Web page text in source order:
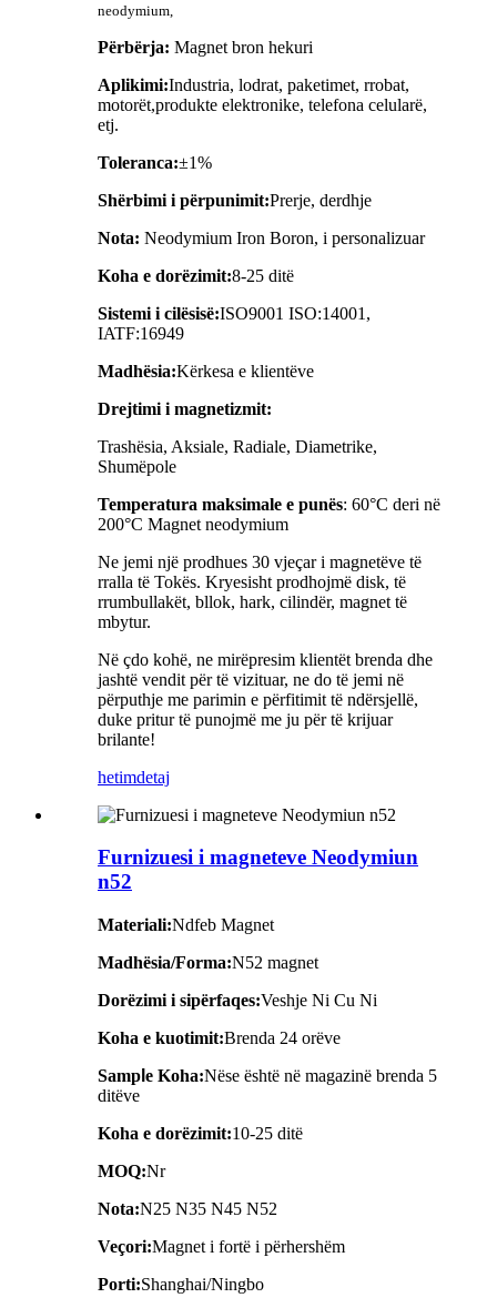
neodymium,
Përbërja: Magnet bron hekuri
Aplikimi:Industria, lodrat, paketimet, rrobat,
motorët,produkte elektronike, telefona celularë,
etj.
Toleranca:±1%
Shërbimi i përpunimit:Prerje, derdhje
Nota: Neodymium Iron Boron, i personalizuar
Koha e dorëzimit:8-25 ditë
Sistemi i cilësisë:ISO9001 ISO:14001,
IATF:16949
Madhësia:Kërkesa e klientëve
Drejtimi i magnetizmit:
Trashësia, Aksiale, Radiale, Diametrike,
Shumëpole
Temperatura maksimale e punës: 60°C deri në
200°C Magnet neodymium
Ne jemi një prodhues 30 vjeçar i magnetëve të
rralla të Tokës. Kryesisht prodhojmë disk, të
rrumbullakët, bllok, hark, cilindër, magnet të
mbytur.
Në çdo kohë, ne mirëpresim klientët brenda dhe
jashtë vendit për të vizituar, ne do të jemi në
përputhje me parimin e përfitimit të ndërsjellë,
duke pritur të punojmë me ju për të krijuar
brilante!
hetimdetaj
Furnizuesi i magneteve Neodymiun
n52
Materiali:Ndfeb Magnet
Madhësia/Forma:N52 magnet
Dorëzimi i sipërfaqes:Veshje Ni Cu Ni
Koha e kuotimit:Brenda 24 orëve
Samp e Koha:Nëse është në magazinë brenda 5
ditëve
Koha e dorëzimit:10-25 ditë
MOQ:Nr
Nota:N25 N35 N45 N52
Veçori:Magnet i fortë i përhershëm
Porti:Shanghai/Ningbo